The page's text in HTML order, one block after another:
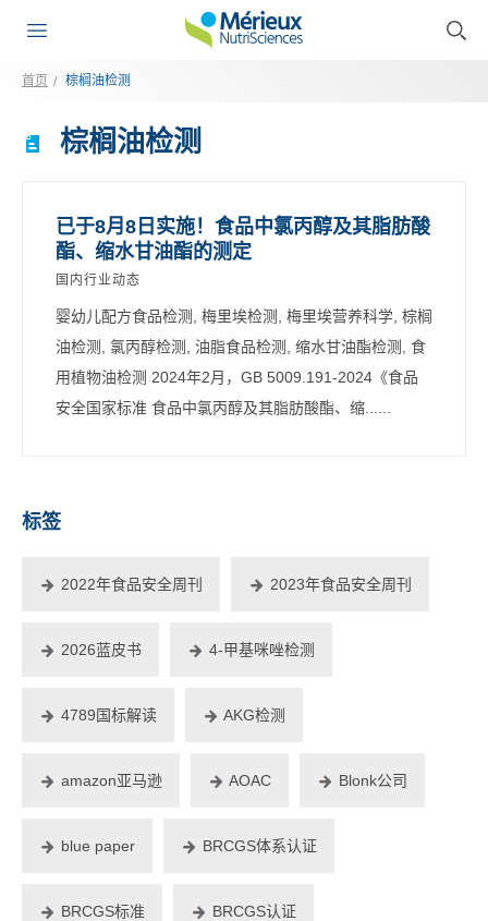
首页 棕榈油检测
棕榈油检测
已于8月8日实施！食品中氯丙醇及其脂肪酸
酯、缩水甘油酯的测定
国内行业动态
婴幼儿配方食品检测, 梅里埃检测, 梅里埃营养科学, 棕榈
油检测, 氯丙醇检测, 油脂食品检测, 缩水甘油酯检测, 食
用植物油检测 2024年2月，GB 5009.191-2024《食品
安全国家标准 食品中氯丙醇及其脂肪酸酯、缩......
标签
2022年食品安全周刊 2023年食品安全周刊
2026蓝皮书 4-甲基咪唑检测
4789国标解读 AKG检测
amazon亚马逊 AOAC Blonk公司
blue paper BRCGS体系认证
BRCGS标准 BRCGS认证